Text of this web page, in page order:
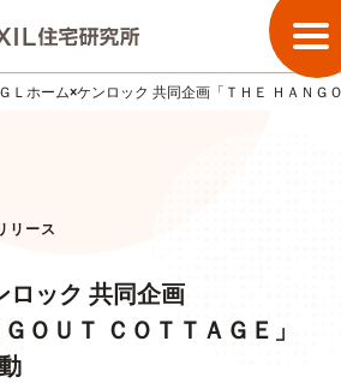
ＧＬホーム×ケンロック 共同企画「ＴＨＥ ＨＡＮＧ
リース
ロック 共同企画
ＯＵＴ ＣＯＴＴＡＧＥ」